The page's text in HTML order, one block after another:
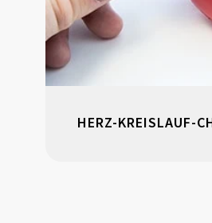
HERZ-KREISLAUF-